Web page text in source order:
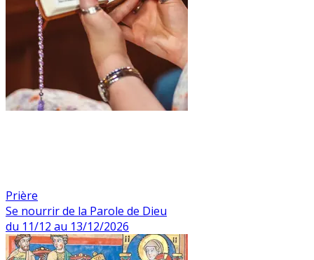
Prière
Se nourrir de la Parole de Dieu
du 11/12 au 13/12/2026